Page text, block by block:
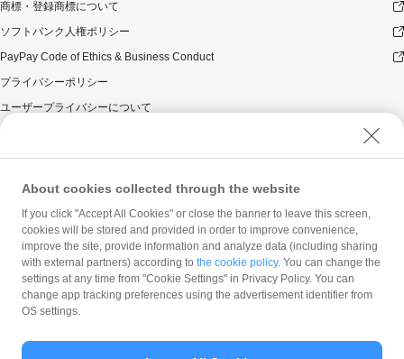
商標・登録商標について
ソフトバンク人権ポリシー
PayPay Code of Ethics & Business Conduct
プライバシーポリシー
ユーザープライバシーについて
ウェブサイト利用規約
反社会的勢力に対する方針
勧誘方針
マネロン等基本方針
カスタマーハラスメントに関する当社の考え方
About cookies collected through the website
If you click "Accept All Cookies" or close the banner to leave this screen,
cookies will be stored and provided in order to improve convenience,
improve the site, provide information and analyze data (including sharing
with external partners) according to the cookie policy. You can change the
settings at any time from "Cookie Settings" in Privacy Policy. You can
change app tracking preferences using the advertisement identifier from
OS settings.